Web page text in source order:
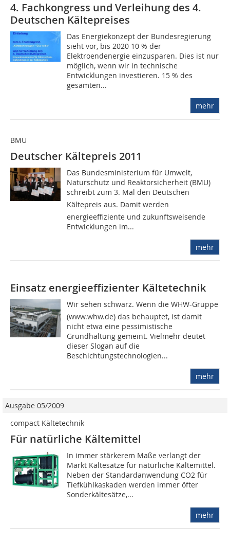
4. Fachkongress und Verleihung des 4.
Deutschen Kältepreises
Das Energiekonzept der Bundesregierung
sieht vor, bis 2020 10 % der
Elektroendenergie einzusparen. Dies ist nur
möglich, wenn wir in technische
Entwicklungen investieren. 15 % des
gesamten...
mehr
BMU
Deutscher Kältepreis 2011
Das Bundesministerium für Umwelt,
Naturschutz und Reaktorsicherheit (BMU)
schreibt zum 3. Mal den Deutschen
Kältepreis aus. Damit werden
energieeffiziente und zukunftsweisende
Entwicklungen im...
mehr
Einsatz energieeffizienter Kältetechnik
Wir sehen schwarz. Wenn die WHW-Gruppe
(www.whw.de) das behauptet, ist damit
nicht etwa eine pessimistische
Grundhaltung gemeint. Vielmehr deutet
dieser Slogan auf die
Beschichtungstechnologien...
mehr
Ausgabe 05/2009
compact Kältetechnik
Für natürliche Kältemittel
In immer stärkerem Maße verlangt der
Markt Kältesätze für natürliche Kältemittel.
Neben der Standardanwendung CO2 für
Tiefkühlkaskaden werden immer öfter
Sonderkältesätze,...
mehr